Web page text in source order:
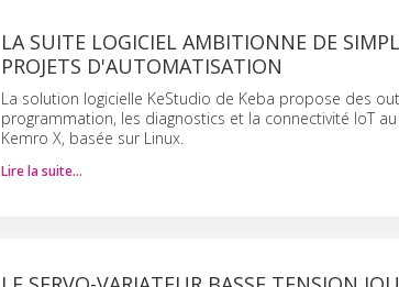
LA SUITE LOGICIEL AMBITIONNE DE
PROJETS D'AUTOMATISATION
La solution logicielle KeStudio de Keba propose des
programmation, les diagnostics et la connectivité IoT
Kemro X, basée sur Linux.
Lire la suite…